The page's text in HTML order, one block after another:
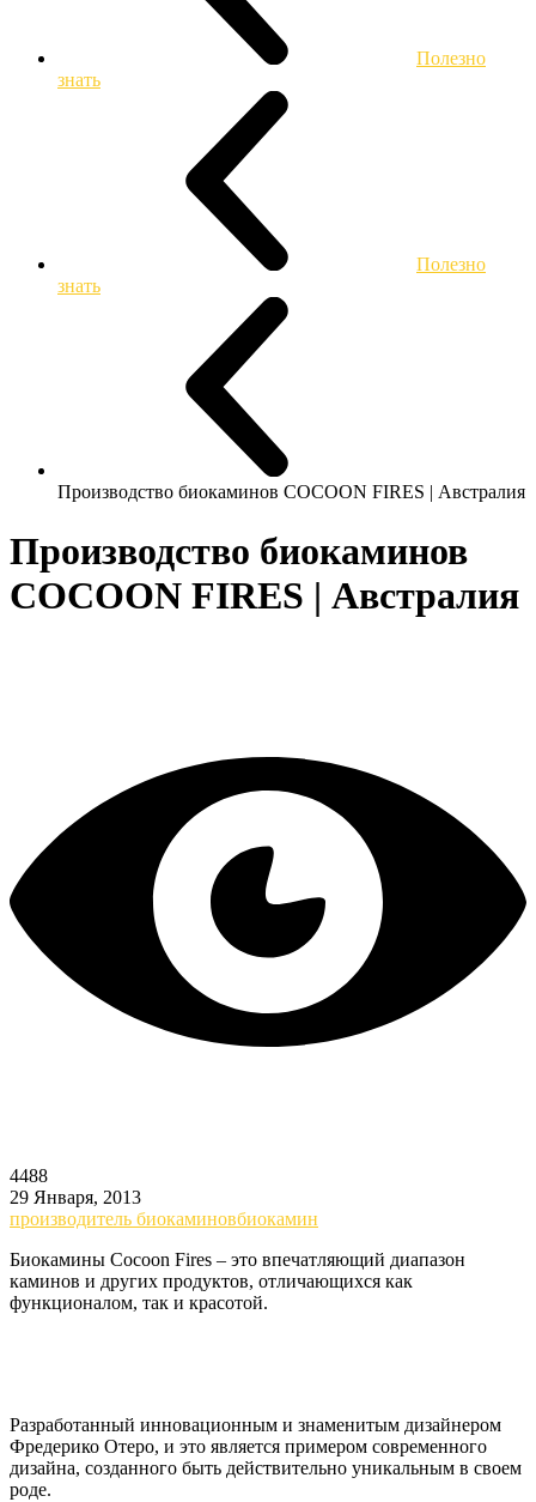
Полезно
знать
Полезно
знать
Производство биокаминов COCOON FIRES | Австралия
Производство биокаминов
COCOON FIRES | Австралия
4488
29 Января, 2013
производитель биокаминовбиокамин
Биокамины Cocoon Fires – это впечатляющий диапазон
каминов и других продуктов, отличающихся как
функционалом, так и красотой.
Разработанный инновационным и знаменитым дизайнером
Фредерико Отеро, и это является примером современного
дизайна, созданного быть действительно уникальным в своем
роде.